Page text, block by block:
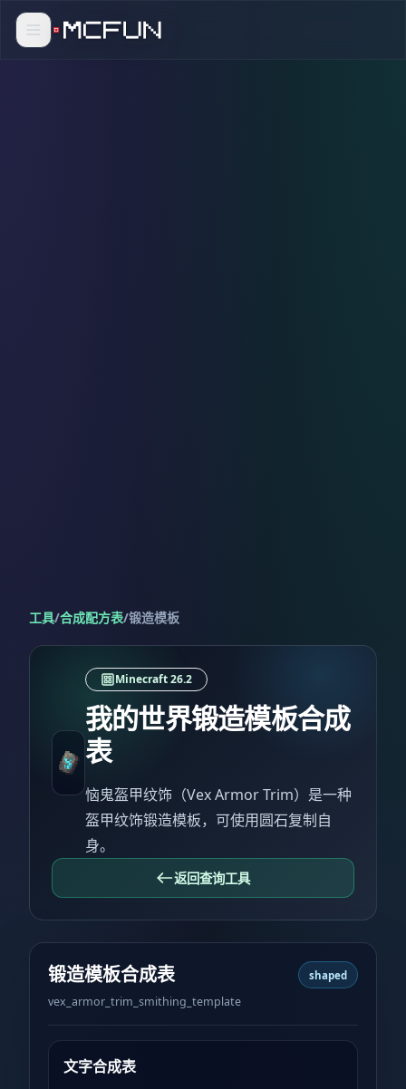
工具/合成配方表/锻造模板
Minecraft 26.2
我的世界锻造模板合成
表
恼鬼盔甲纹饰（Vex Armor Trim）是一种
盔甲纹饰锻造模板，可使用圆石复制自
身。
返回查询工具
锻造模板合成表
vex_armor_trim_smithing_template
shaped
文字合成表